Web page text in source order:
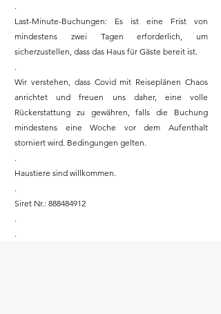
.
Last-Minute-Buchungen: Es ist eine Frist von
mindestens zwei Tagen erforderlich, um
sicherzustellen, dass das Haus für Gäste bereit ist.
.
Wir verstehen, dass Covid mit Reiseplänen Chaos
anrichtet und freuen uns daher, eine volle
Rückerstattung zu gewähren, falls die Buchung
mindestens eine Woche vor dem Aufenthalt
storniert wird. Bedingungen gelten.
.
Haustiere sind willkommen.
.
Siret Nr.: 888484912
.
.